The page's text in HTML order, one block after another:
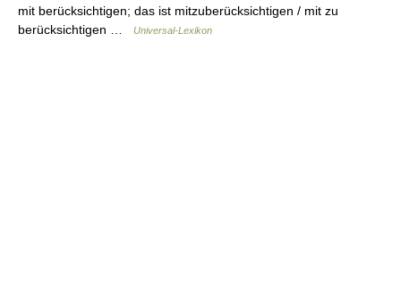
mit berücksichtigen; das ist mitzuberücksichtigen / mit zu
berücksichtigen …
Universal-Lexikon